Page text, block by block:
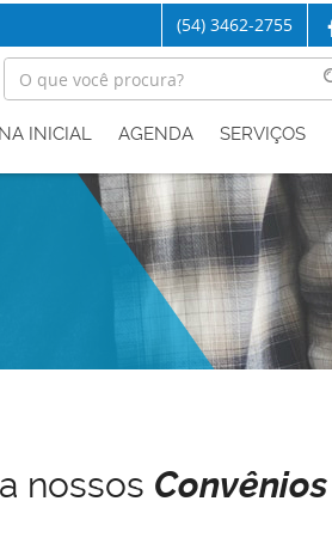
(54) 3462-2755
INICIAL AGENDA SERVIÇOS
nossos Convênios